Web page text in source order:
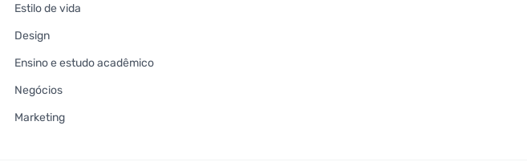
Estilo de vida
Design
Ensino e estudo acadêmico
Negócios
Marketing